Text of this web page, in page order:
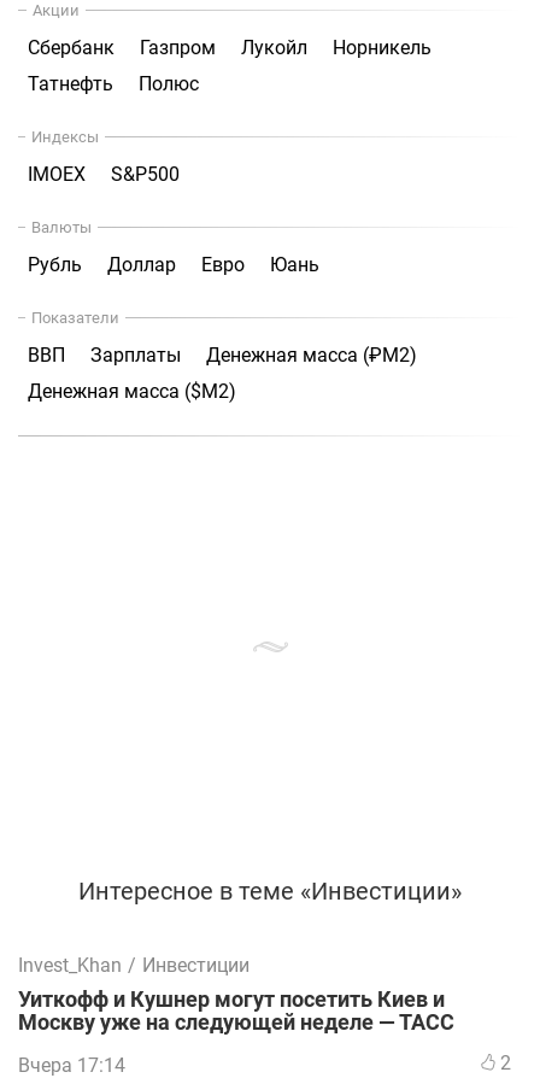
Акции
Сбербанк Газпром Лукойл
Норникель
Татнефть
Полюс
Индексы
IMOEX S&P500
Валюты
Рубль Доллар Евро Юань
Показатели
ВВП Зарплаты
Денежная масса (₽М2)
Денежная масса ($М2)
Интересное в теме «Инвестиции»
Invest_Khan / Инвестиции
Уиткофф и Кушнер могут посетить Киев и
Москву уже на следующей неделе — ТАСС
Вчера 17:14 2